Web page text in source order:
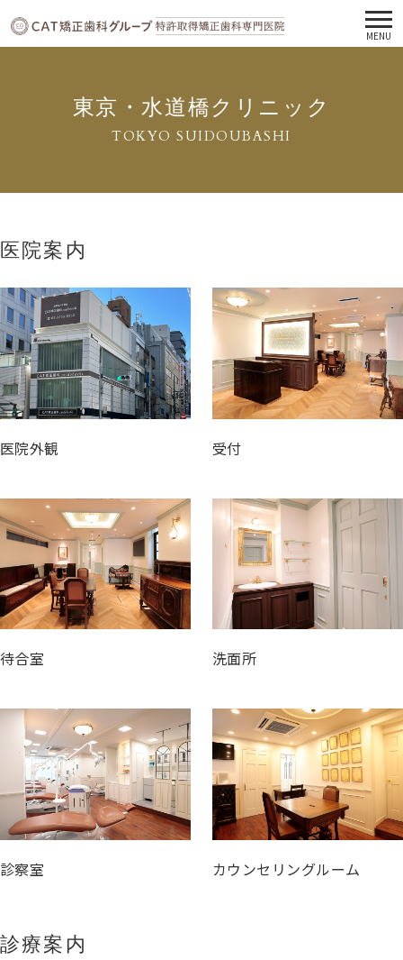
MENU
東京・水道橋クリニック
TOKYO SUIDOUBASHI
医院案内
医院外観 受付
待合室 洗面所
診察室 カウンセリングルーム
診療案内